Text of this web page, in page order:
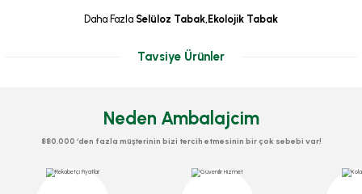
Daha Fazla Selüloz Tabak,Ekolojik Tabak
Tavsiye Ürünler
Neden Ambalajcim
880.000 ‘den fazla müşterinin bizi tercih etmesinin bir çok sebebi var!